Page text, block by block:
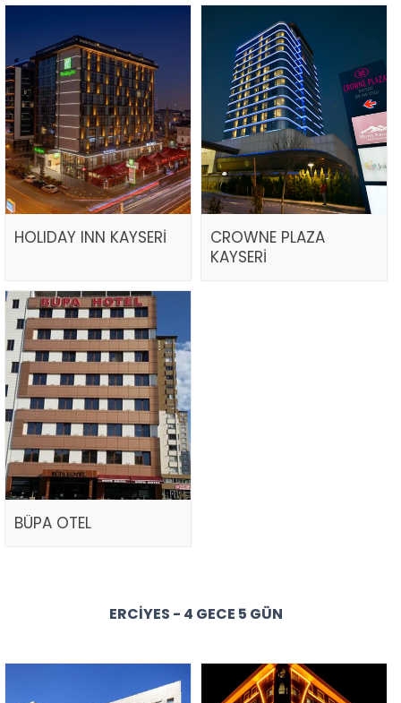
HOLIDAY INN KAYSERİ
CROWNE PLAZA
KAYSERİ
BÜPA OTEL
ERCIYES - 4 GECE 5 GÜN